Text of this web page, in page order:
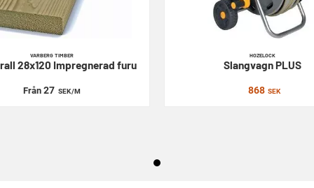
VARBERG TIMBER
28x120 Impregnerad furu
Från 27 SEK/M
HOZELOCK
SlangvagnPLUS
868 SEK